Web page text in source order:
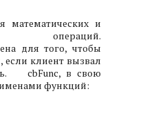
и
для того, чтобы
если клиент вызвал
cbFunc, в свою
именами функций: